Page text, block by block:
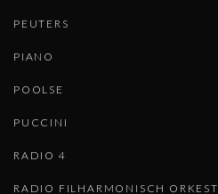
PEUTERS
PIANO
POOLSE
PUCCINI
RADIO 4
RADIO FILHARMONISCH ORKEST